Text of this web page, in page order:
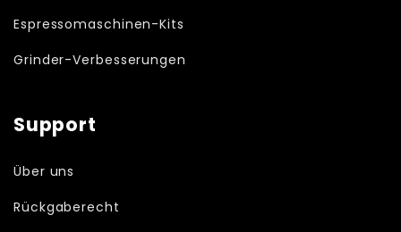
Espressomaschinen-Kits
Grinder-Verbesserungen
Support
Über uns
Rückgaberecht